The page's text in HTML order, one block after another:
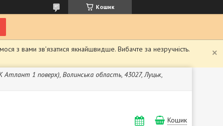
Кошик
з вами зв'язатися якнайшвидше. Вибачте за незручність.
Атлант 1 поверх), Волинська область, 43027, Луцьк,
Кошик